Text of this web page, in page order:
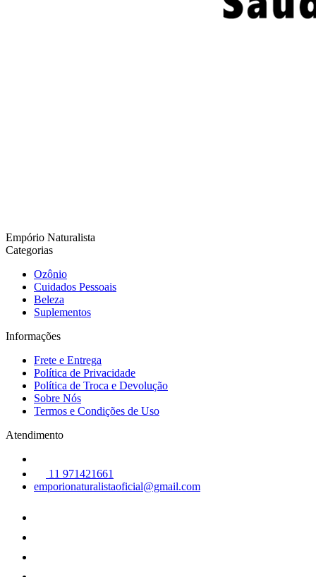
Empório Naturalista
Categorias
Ozônio
Cuidados Pessoais
Beleza
Suplementos
Informações
Frete e Entrega
Política de Privacidade
Política de Troca e Devolução
Sobre Nós
Termos e Condições de Uso
Atendimento
11 971421661
emporionaturalistaoficial@gmail.com